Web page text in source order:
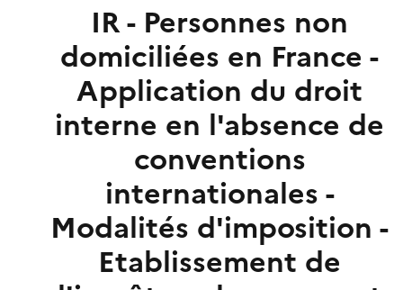
IR - Personnes non
domiciliées en France -
Application du droit
interne en l'absence de
conventions
internationales -
Modalités d'imposition -
Etablissement de